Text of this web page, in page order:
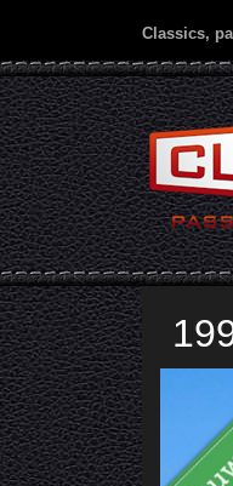
Classics,